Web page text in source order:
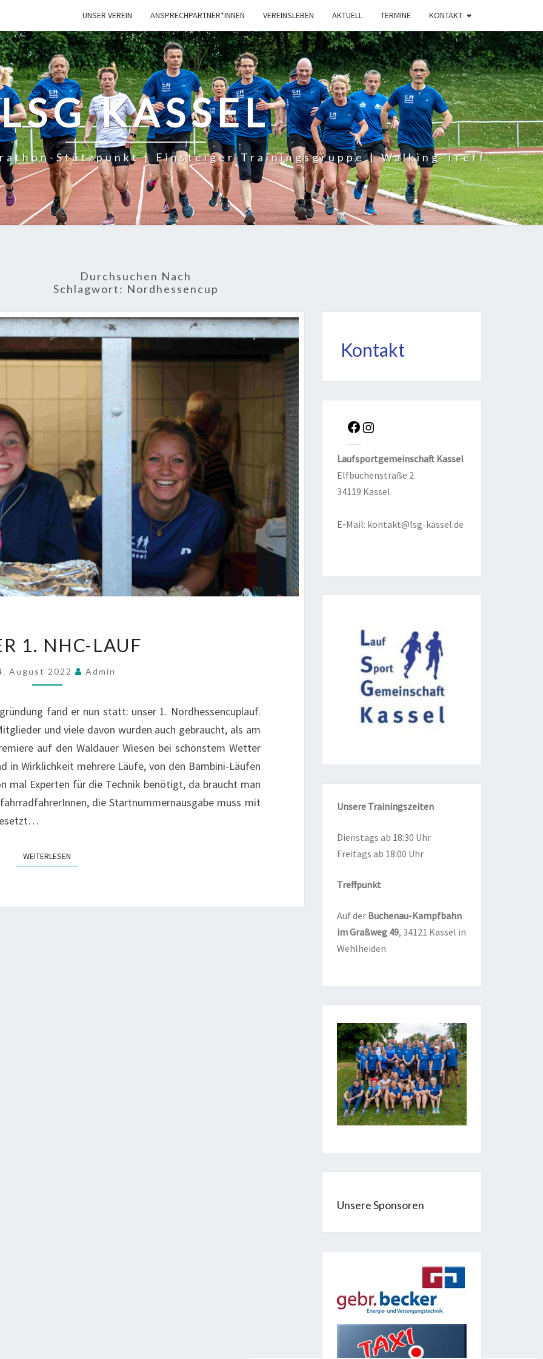
UNSER VER­EIN ANSPRECHPARTNER*INNEN VER­EINS­LE­BEN AKTU­ELL TER­MI­NE KON­TAKT
LSG KASSEL
Stützpunkt | Einsteiger-Trainingsgruppe | Walking-Treff
Durchsuchen Nach
Schlagwort: Nordhessencup
N
S
E
U
1. NHC-LAUF
August 2022 Admin
fand er nun statt: unser 1. Nord­hes­sen­cu­plauf.
und vie­le davon wur­den auch gebraucht, als am
auf den Wald­au­er Wie­sen bei schöns­tem Wet­ter
in Wirk­lich­keit meh­re­re Läu­fe, von den Bam­­bi­­ni-Läu­­fen
mal Exper­ten für die Tech­nik benö­tigt, da braucht man
die Start­num­mern­aus­ga­be muss mit
WEI­TER­LE­SEN
Kontakt
Face­
book
Lauf­sport­ge­mein­schaft Kas­sel
Elf­bu­chen­stra­ße 2
34119 Kas­sel
E‑Mail: kontakt@lsg-kassel.de
Unse­re Trai­nings­zei­ten
Diens­tags ab 18:30 Uhr
Frei­tags ab 18:00 Uhr
Treff­punkt
Auf derBuchen­au-Kampf­bahn
im Graß­weg 49, 34121 Kas­sel in
Wehlheiden
Unsere Sponsoren